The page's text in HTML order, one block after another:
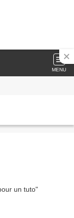
MENU